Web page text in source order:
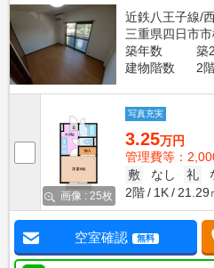
近鉄八王子線/
三重県四日市
築年数
築
建物階数
2
画像 : 25枚
写真充実
3.25万円
管理費等：
敷
なし 礼
2階
1K 21.29
空室確認 無料